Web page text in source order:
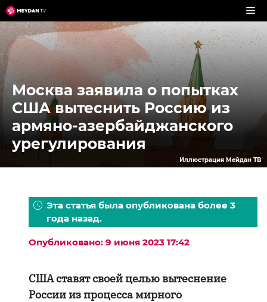
Перейти
к
содержимому
Москва заявила о попытках
США вытеснить Россию из
армяно-азербайджанского
урегулирования
Иллюстрация Мейдан ТВ
Эта статья была опубликована более 3
года назад.
Опубликовано: 9 июня 2023 17:42
США ставят своей целью вытеснение
России из процесса мирного